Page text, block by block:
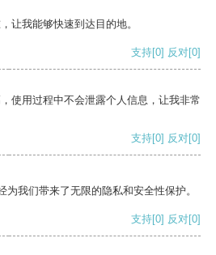
让我能够快速到达目的地。
支持[0] 反对[0]
使用过程中不会泄露个人信息，让我非常
支持[0] 反对[0]
我们带来了无限的隐私和安全性保护。
支持[0] 反对[0]